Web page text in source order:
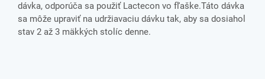
dávka, odporúča sa použiť Lactecon vo fľaške.Táto dávka
sa môže upraviť na udržiavaciu dávku tak, aby sa dosiahol
stav 2 až 3 mäkkých stolíc denne.